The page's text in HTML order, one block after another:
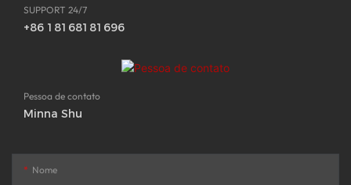
SUPPORT 24/7
+86 18168181696
Pessoa de contato
Minna Shu
Nome